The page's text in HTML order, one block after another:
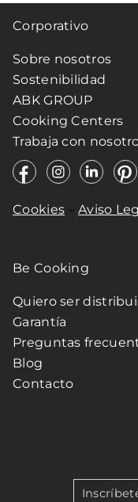
Corporativo
Sobre nosotros
Sostenibilidad
ABK GROUP
Cooking Centers
Trabaja con
Cookies –Aviso
Be Cooking
Quiero ser
Garantía
Preguntas
Blog
Contacto